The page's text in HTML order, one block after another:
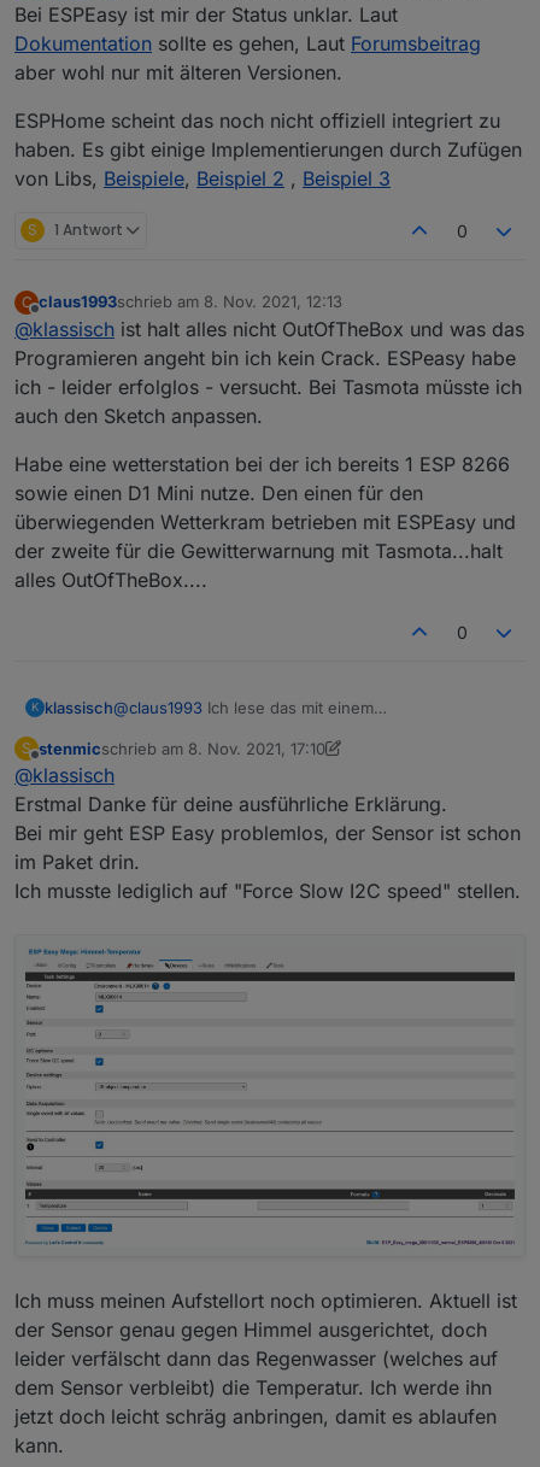
Bei ESPEasy ist mir der Status unklar. Laut
Dokumentation sollte es gehen, Laut Forumsbeitrag
aber wohl nur mit älteren Versionen.
ESPHome scheint das noch nicht offiziell integriert zu
haben. Es gibt einige Implementierungen durch Zufügen
von Libs, Beispiele, Beispiel 2 , Beispiel 3
S 1 Antwort 0
C
Offline
claus1993schrieb am 8. Nov. 2021, 12:13
zuletzt editiert von
@klassisch ist halt alles nicht OutOfTheBox und was das
Programieren angeht bin ich kein Crack. ESPeasy habe
ich - leider erfolglos - versucht. Bei Tasmota müsste ich
auch den Sketch anpassen.
Habe eine wetterstation bei der ich bereits 1 ESP 8266
sowie einen D1 Mini nutze. Den einen für den
überwiegenden Wetterkram betrieben mit ESPEasy und
der zweite für die Gewitterwarnung mit Tasmota...halt
alles OutOfTheBox....
0
K klassisch@claus1993 Ich lese das mit einem
liefer die MLX Daten nach Homematic, ist recht
featurereich und dadurch leider unübersichtlich und
schwer zu warten. Das HMI ist nicht mehr zeitgemäß.
Meine Sensoren laufen prima damit, aber ich
entwickle das nicht mehr weiter. Die Fertigframworks
sind einfach bequemer u nd haben ein ordentlichens
HMI und ein ordentliches Webinterface.
zu unterstützen.
Tasmota ünterstützt das zwar (github Tasmota
MLX90614), aber man muß dann selbst übersetzen.
ESPHome scheint das noch nicht offiziell integriert zu
haben. Es gibt einige Implementierungen durch
Zufügen von Libs, Beispiele,Beispiel 2,Beispiel 3
S
Offline
stenmicschrieb am 8. Nov. 2021, 17:10
zuletzt editiert von stenmic 11. Aug. 2021, 18:14
@klassisch
Erstmal Danke für deine ausführliche Erklärung.
Bei mir geht ESP Easy problemlos, der Sensor ist schon
im Paket drin.
Ich musste lediglich auf "Force Slow I2C speed" stellen.
Ich muss meinen Aufstellort noch optimieren. Aktuell ist
der Sensor genau gegen Himmel ausgerichtet, doch
leider verfälscht dann das Regenwasser (welches auf
dem Sensor verbleibt) die Temperatur. Ich werde ihn
jetzt doch leicht schräg anbringen, damit es ablaufen
kann.